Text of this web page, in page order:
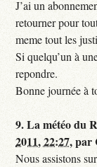
J’ai un
retourner pour
meme tout les
Si quelqu’un à
repondre.
Bonne journée à
9.La météo du
2011, 22:27,par
Nous assistons